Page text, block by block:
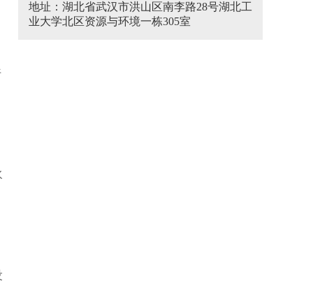
地址：湖北省武汉市洪山区南李路28号湖北工
业大学北区资源与环境一栋305室